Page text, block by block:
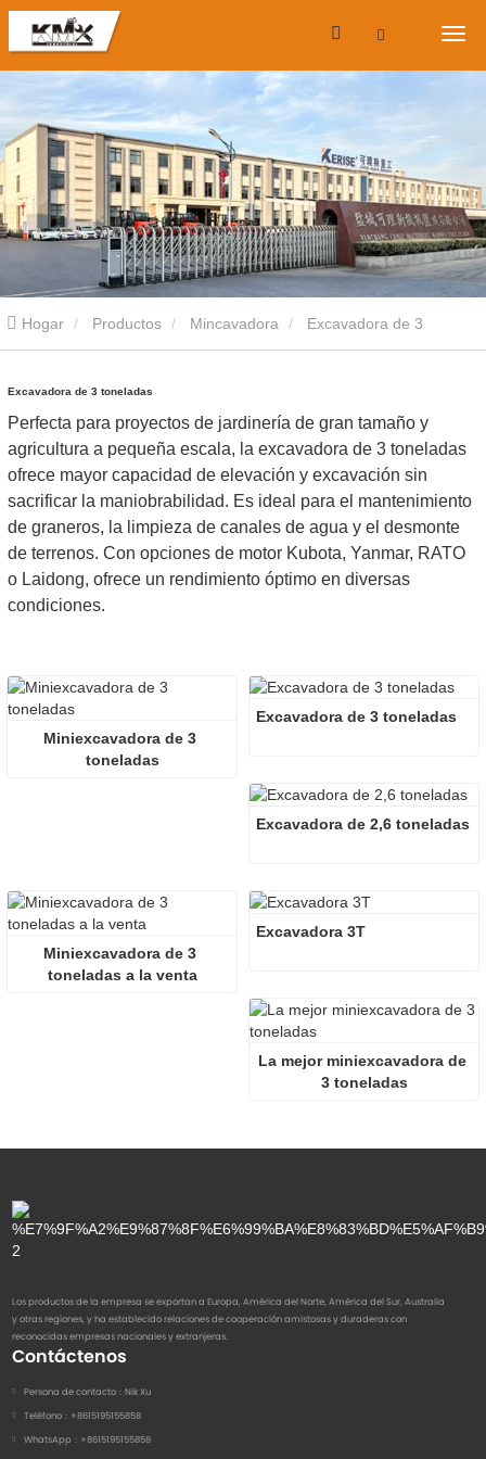
Hogar Productos Mincavadora
Excavadora de 3 toneladas
Perfecta para proyectos de jardinería de gran tamaño y
agricultura a pequeña escala, la excavadora de 3 toneladas
ofrece mayor capacidad de elevación y excavación sin
sacrificar la maniobrabilidad. Es ideal para el mantenimiento
de graneros, la limpieza de canales de agua y el desmonte
de terrenos. Con opciones de motor Kubota, Yanmar, RATO
o Laidong, ofrece un rendimiento óptimo en diversas
condiciones.
Miniexcavadora de 3
toneladas
Excavadora de 3 toneladas
Excavadora de 2,6 toneladas
Miniexcavadora de 3
toneladas a la venta
Excavadora 3T
La mejor miniexcavadora de
3 toneladas
Los productos de la empresa se exportan a Europa, América del Norte, América del Sur, Australia
y otras regiones, y ha establecido relaciones de cooperación amistosas y duraderas con
reconocidas empresas nacionales y extranjeras.
Contáctenos
Persona de contacto： Nik Xu
Teléfono： +8615195155858
WhatsApp： +8615195155858